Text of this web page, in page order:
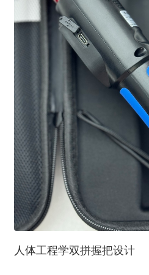
人体工程学双拼握把设计